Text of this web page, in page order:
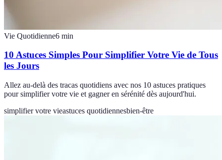
Vie Quotidienne6 min
10 Astuces Simples Pour Simplifier Votre Vie de Tous
les Jours
Allez au-delà des tracas quotidiens avec nos 10 astuces pratiques
pour simplifier votre vie et gagner en sérénité dès aujourd'hui.
simplifier votre vieastuces quotidiennesbien-être